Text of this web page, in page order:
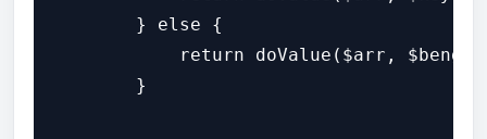
        } else {
return doValue($arr,
        }